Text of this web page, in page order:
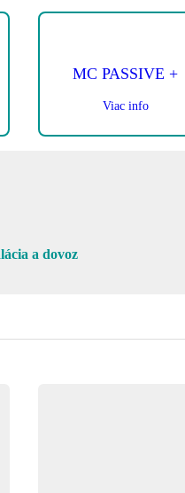
MC PASSIVE +
Viac info
a dovoz